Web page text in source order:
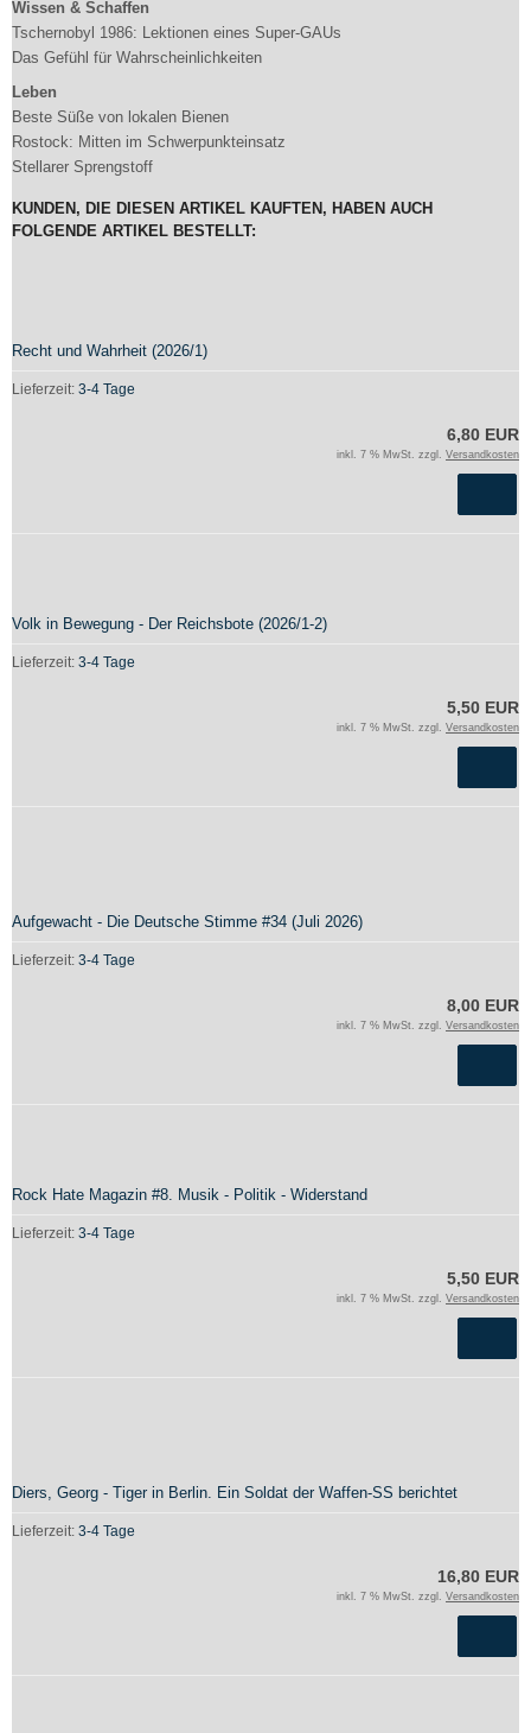
Wissen & Schaffen
Tschernobyl 1986: Lektionen eines Super-GAUs
Das Gefühl für Wahrscheinlichkeiten
Leben
Beste Süße von lokalen Bienen
Rostock: Mitten im Schwerpunkteinsatz
Stellarer Sprengstoff
KUNDEN, DIE DIESEN ARTIKEL KAUFTEN, HABEN AUCH
FOLGENDE ARTIKEL BESTELLT:
Recht und Wahrheit (2026/1)
Lieferzeit: 3-4 Tage
6,80 EUR
inkl. 7 % MwSt. zzgl. Versandkosten
Volk in Bewegung - Der Reichsbote (2026/1-2)
Lieferzeit: 3-4 Tage
5,50 EUR
inkl. 7 % MwSt. zzgl. Versandkosten
Aufgewacht - Die Deutsche Stimme #34 (Juli 2026)
Lieferzeit: 3-4 Tage
8,00 EUR
inkl. 7 % MwSt. zzgl. Versandkosten
Rock Hate Magazin #8. Musik - Politik - Widerstand
Lieferzeit: 3-4 Tage
5,50 EUR
inkl. 7 % MwSt. zzgl. Versandkosten
Diers, Georg - Tiger in Berlin. Ein Soldat der Waffen-SS berichtet
Lieferzeit: 3-4 Tage
16,80 EUR
inkl. 7 % MwSt. zzgl. Versandkosten